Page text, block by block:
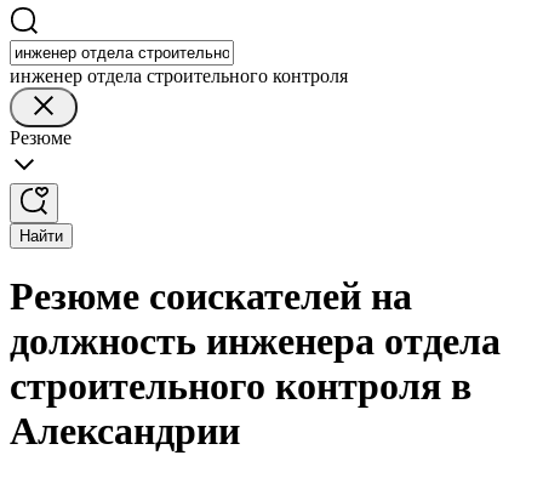
инженер отдела строительного контроля
Резюме
Найти
Резюме соискателей на
должность инженера отдела
строительного контроля в
Александрии